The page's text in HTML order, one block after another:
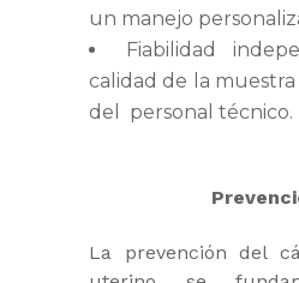
un manejo
Fiabilidad
calidad de la
del personal técnico.
La prevención del